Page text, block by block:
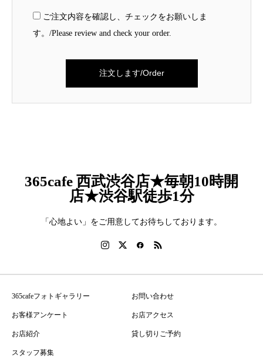
ご注文内容を確認し、チェックをお願いしま
す。/Please review and check your order.
365cafe 西武渋谷店★毎朝10時開
店★渋谷駅徒歩1分
「心地よい」をご用意してお待ちしております。
365cafeフォトギャラリー お問い合わせ
お客様アンケート お店アクセス
お店紹介 貸し切りご予約
スタッフ募集